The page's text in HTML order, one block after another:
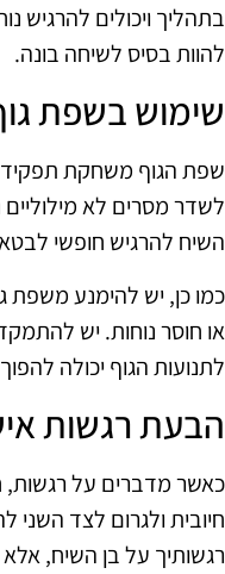
בתהליך ויכולים להרגיש
להוות בסיס לשיחה בונה.
שימוש בשפת
שפת הגוף משחקת תפקיד
לשדר מסרים לא
השיח להרגיש חופשי
כמו כן, יש להימנע משפת
או חוסר נוחות. יש
לתנועות הגוף יכולה
הבעת רגשות
כאשר מדברים על
חיובית ולגרום לצד
רגשותיך על בן השיח, אלא